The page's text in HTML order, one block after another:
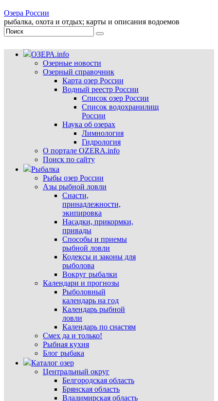
Озера России
рыбалка, охота и отдых; карты и описания водоемов
ОЗЕРА.info
Озерные новости
Озерный справочник
Карта озер России
Водный реестр России
Список озер России
Список водохранилищ
России
Наука об озерах
Лимнология
Гидрология
О портале OZERA.info
Поиск по сайту
Рыбалка
Рыбы озер России
Азы рыбной ловли
Снасти,
принадлежности,
экипировка
Насадки, прикормки,
привады
Способы и приемы
рыбной ловли
Кодексы и законы для
рыболова
Вокруг рыбалки
Календари и прогнозы
Рыболовный
календарь на год
Календарь рыбной
ловли
Календарь по снастям
Смех да и только!
Рыбная кухня
Блог рыбака
Каталог озер
Центральный округ
Белгородская область
Брянская область
Владимирская область